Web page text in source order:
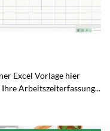
Excel Vorlage hier
Arbeitszeiterfassung...